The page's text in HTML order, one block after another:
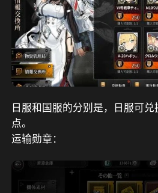
日服和国服的分别是，日服可
点。
运输勋章：